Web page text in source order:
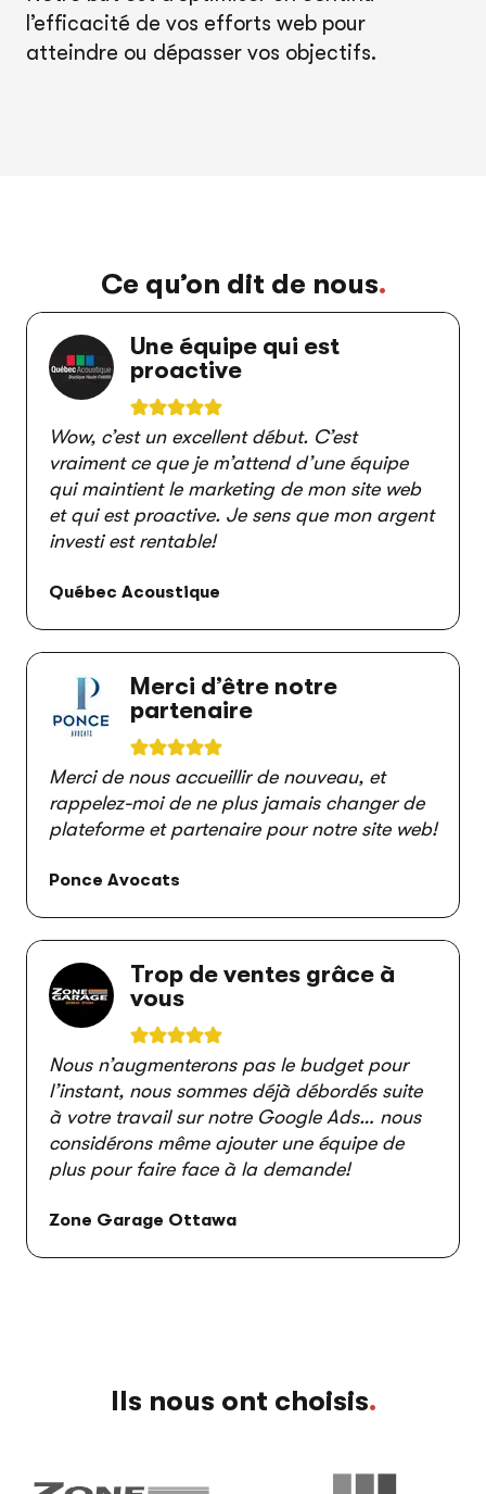
l’efficacité de vos efforts web pour
atteindre ou dépasser vos objectifs.
Ce qu’on dit de nous.
Une équipe qui est
proactive
Wow, c’est un excellent début. C’est
vraiment ce que je m’attend d’une équipe
qui maintient le marketing de mon site web
et qui est proactive. Je sens que mon argent
investi est rentable!
Québec Acoustique
Merci d’être notre
partenaire
Merci de nous accueillir de nouveau, et
rappelez-moi de ne plus jamais changer de
plateforme et partenaire pour notre site web!
Ponce Avocats
Trop de ventes grâce à
vous
Nous n’augmenterons pas le budget pour
l’instant, nous sommes déjà débordés suite
à votre travail sur notre Google Ads… nous
considérons même ajouter une équipe de
plus pour faire face à la demande!
Zone Garage Ottawa
Ils nous ont choisis.